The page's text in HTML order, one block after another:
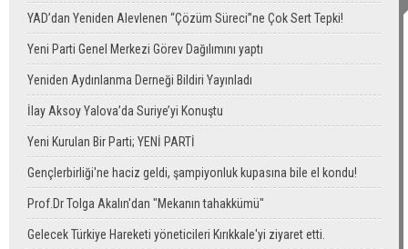
YAD’dan Yeniden Alevlenen “Çözüm Süreci”ne Çok Sert Tepki!
Yeni Parti Genel Merkezi Görev Dağılımını yaptı
Yeniden Aydınlanma Derneği Bildiri Yayınladı
İlay Aksoy Yalova’da Suriye’yi Konuştu
Yeni Kurulan Bir Parti; YENİ PARTİ
Gençlerbirliği'ne haciz geldi, şampiyonluk kupasına bile el kondu!
Prof.Dr Tolga Akalın'dan "Mekanın tahakkümü"
Gelecek Türkiye Hareketi yöneticileri Kırıkkale'yi ziyaret etti.